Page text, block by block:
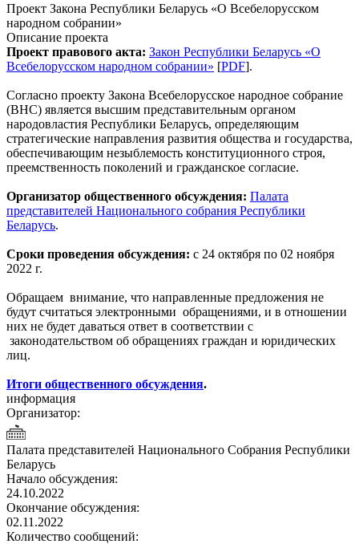
Проект Закона Республики Беларусь «О Всебелорусском
народном собрании»
Описание проекта
Проект правового акта: Закон Республики Беларусь «О
Всебелорусском народном собрании» [PDF].
Согласно проекту Закона Всебелорусское народное собрание
(ВНС) является высшим представительным органом
народовластия Республики Беларусь, определяющим
стратегические направления развития общества и государства,
обеспечивающим незыблемость конституционного строя,
преемственность поколений и гражданское согласие.
Организатор общественного обсуждения: Палата
представителей Национального собрания Республики
Беларусь.
Сроки проведения обсуждения: с 24 октября по 02 ноября
2022 г.
Обращаем внимание, что направленные предложения не
будут считаться электронными обращениями, и в отношении
них не будет даваться ответ в соответствии с
законодательством об обращениях граждан и юридических
лиц.
Итоги общественного обсуждения.
информация
Организатор:
Палата представителей Национального Собрания Республики
Беларусь
Начало обсуждения:
24.10.2022
Окончание обсуждения:
02.11.2022
Количество сообщений: